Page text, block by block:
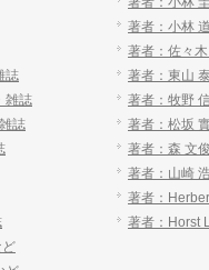
誌
雑誌
誌
著者：小林
著者：佐々木
著者：東山
著者：牧野
著者：松坂
著者：森 文俊
著者：山崎
著者：
著者：Horst